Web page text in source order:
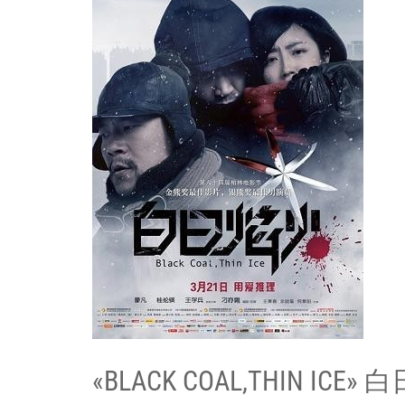
«BLACK COAL,THIN ICE»